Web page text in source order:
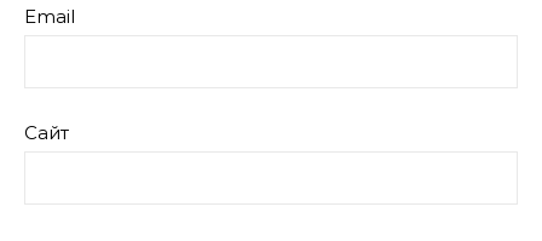
Email
Сайт